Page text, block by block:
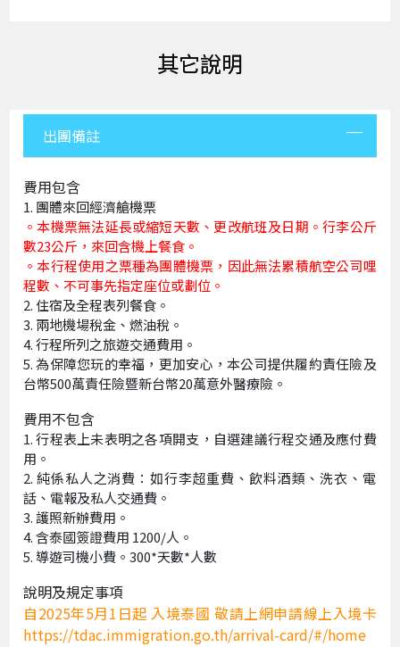
其它說明
出團備註
費用包含
團體來回經濟艙機票
。本機票無法延長或縮短天數、更改航班及日期。行李公斤
數23公斤，來回含機上餐食。
。本行程使用之票種為團體機票，因此無法累積航空公司哩
程數、不可事先指定座位或劃位。
住宿及全程表列餐食。
兩地機場稅金、燃油稅。
行程所列之旅遊交通費用。
為保障您玩的幸福，更加安心，本公司提供履約責任險及
台幣500萬責任險暨新台幣20萬意外醫療險。
費用不包含
行程表上未表明之各項開支，自選建議行程交通及應付費
用。
純係私人之消費：如行李超重費、飲料酒類、洗衣、電
話、電報及私人交通費。
護照新辦費用。
含泰國簽證費用 1200/人。
導遊司機小費。300*天數*人數
說明及規定事項
自2025年5月1日起 入境泰國 敬請上網申請線上入境卡
https://tdac.immigration.go.th/arrival-card/#/home